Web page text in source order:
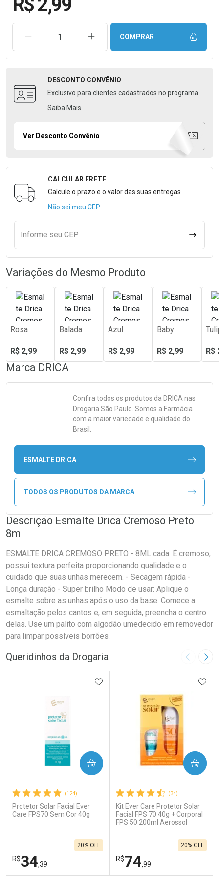
R$ 2,99
REMOVER UMA UNIDADEAUMENTAR UMA UNIDADE
COMPRAR
DESCONTO CONVÊNIO
Exclusivo para clientes cadastrados no programa
Saiba Mais
Ver Desconto Convênio
Formulário para Calcular o Frete
CALCULAR FRETE
Calcule o prazo e o valor das suas entregas
Não sei meu CEP
Informe seu CEP
Variações do Mesmo Produto
Rosa
R$ 2,99
Balada
R$ 2,99
Azul
R$ 2,99
Baby
R$ 2,99 R$
Marca DRICA
Confira todos os produtos da DRICAnas
Drogaria São Paulo. Somos a Farmácia
com a maior variedade e qualidade do
Brasil.
ESMALTE DRICA
TODOS OS PRODUTOS DA MARCA
Descrição Esmalte Drica Cremoso Preto
8ml
ESMALTE DRICA CREMOSO PRETO - 8ML cada. É cremoso,
possui textura perfeita proporcionando qualidade e o
cuidado que suas unhas merecem. - Secagem rápida -
Longa duração - Super brilho Modo de usar: Aplique o
esmalte sobre as unhas após o uso da base. Comece a
esmaltação pelos cantos e, em seguida, preencha o centro
delas. Use um palito com algodão umedecido em removedor
para limpar possíveis borrões.
Queridinhos da Drogaria Imagem
(124)
Protetor Solar Facial Ever
Care FPS70 Sem Cor 40g
R$34,39
20% OFF
ADICIONAR AOS FAVORITOS
COMPRAR
(34)
Kit Ever Care Protetor Solar
Facial FPS 70 40g + Corporal
FPS 50 200ml Aerossol
R$74,99
20% OFF
COMPRAR